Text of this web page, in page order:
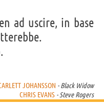
ad uscire, in base
JOHANSSON - Black Widow
CHRIS EVANS - Steve Rogers